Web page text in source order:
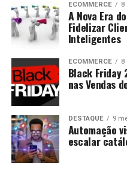
ECOMMERCE 8
A Nova Era
Fidelizar
Inteligentes
ECOMMERCE 8
Black Friday
nas Vendas
DESTAQUE 9
Automação
escalar